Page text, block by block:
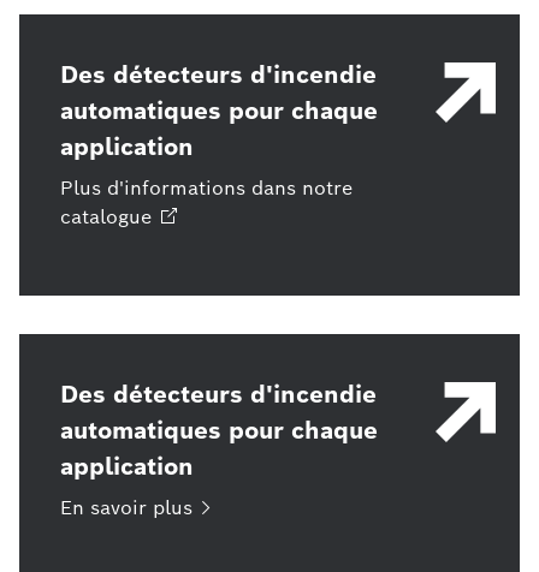
Des détecteurs d'incendie
automatiques pour chaque
application
Plus d'informations dans notre
catalogue
Des détecteurs d'incendie
automatiques pour chaque
application
En savoir plus